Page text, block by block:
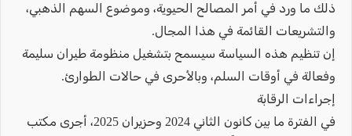
ذلك ما ورد في أمر المصالح الحيوية، وموضوع السهم الذهبي،
والتشريعات القائمة في هذا المجال.
إن تنظيم هذه السياسة سيسمح بتشغيل منظومة طيران سليمة
وفعالة في أوقات السلم، وبالأحرى في حالات الطوارئ.
إجراءات الرقابة
في الفترة ما بين كانون الثاني 2024 وحزيران 2025، أجرى مكتب